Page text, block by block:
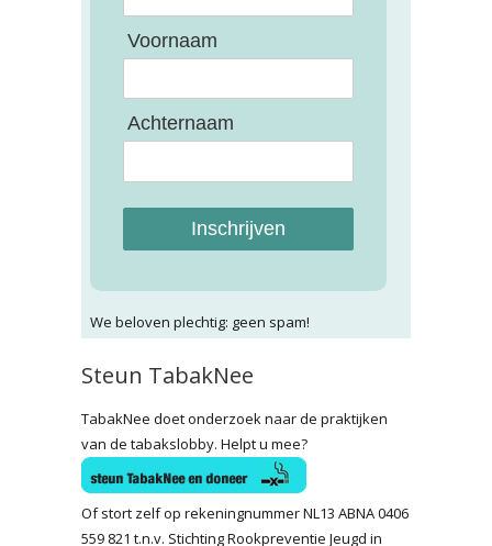
Voornaam
Achternaam
Inschrijven
We beloven plechtig: geen spam!
Steun TabakNee
TabakNee doet onderzoek naar de praktijken
van de tabakslobby. Helpt u mee?
Of stort zelf op rekeningnummer NL13 ABNA 0406
559 821 t.n.v. Stichting Rookpreventie Jeugd in